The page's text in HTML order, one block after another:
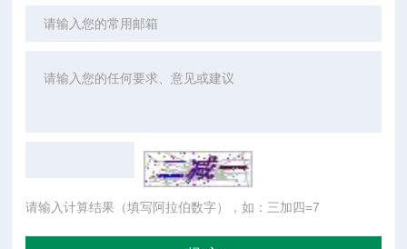
请输入计算结果（填写阿拉伯数字），如：三加四=7